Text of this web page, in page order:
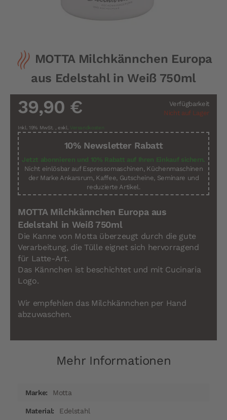
Anfang
der
Bildergalerie
MOTTA Milchkännchen Europa
aus Edelstahl in Weiß 750ml
Verfügbarkeit
Nicht auf Lager
39,90 €
Inkl. 19% MwSt. , exkl. Versandkosten
10% Newsletter Rabatt
Jetzt abonnieren und 10% Rabatt auf Ihren Einkauf sichern.
Nicht einlösbar auf Espressomaschinen, Küchenmaschinen
der Marke Ankarsrum, Kaffee, Gutscheine, Seminare und
reduzierte Artikel.
MOTTA Milchkännchen Europa aus
Edelstahl in Weiß 750ml
Die Kanne von Motta überzeugt durch die gute
Verarbeitung, die Tülle eignet sich hervorragend
für Latte-Art.
Das Kännchen ist beschichtet und mit Cucinaria
Logo.
Wir empfehlen das Milchkännchen per Hand
abzuwaschen.
Mehr Informationen
InformationenMotta
Edelstahl